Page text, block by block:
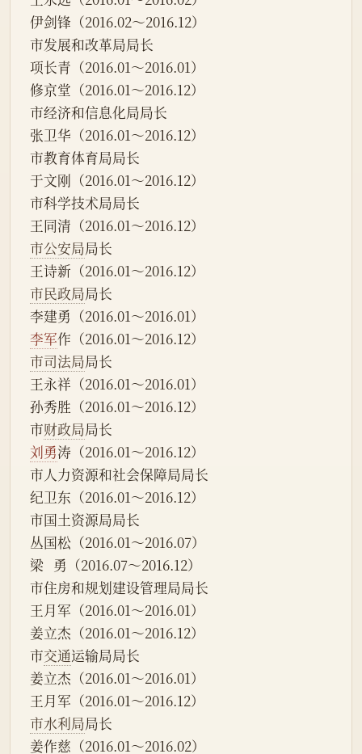
伊剑锋（2016.02～2016.12）
市发展和改革局局长
项长青（2016.01～2016.01）
修京堂（2016.01～2016.12）
市经济和信息化局局长
张卫华（2016.01～2016.12）
市教育体育局局长
于文刚（2016.01～2016.12）
市科学技术局局长
王同清（2016.01～2016.12）
市公安局局长
王诗新（2016.01～2016.12）
市民政局局长
李建勇（2016.01～2016.01）
李军作（2016.01～2016.12）
市司法局局长
王永祥（2016.01～2016.01）
孙秀胜（2016.01～2016.12）
市财政局局长
刘勇涛（2016.01～2016.12）
市人力资源和社会保障局局长
纪卫东（2016.01～2016.12）
市国土资源局局长
丛国松（2016.01～2016.07）
梁   勇（2016.07～2016.12）
市住房和规划建设管理局局长
王月军（2016.01～2016.01）
姜立杰（2016.01～2016.12）
市交通运输局局长
姜立杰（2016.01～2016.01）
王月军（2016.01～2016.12）
市水利局局长
姜作慈（2016.01～2016.02）